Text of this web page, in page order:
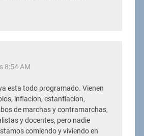
8:54 AM
esta todo programado. Vienen
inflacion, estanflacion,
de marchas y contramarchas,
y docentes, pero nadie
comiendo y viviendo en